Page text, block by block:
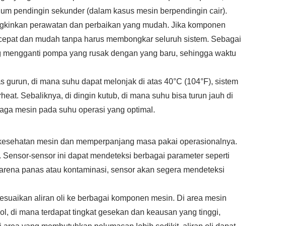
pendingin sekunder (dalam kasus mesin berpendingin cair).
perawatan dan perbaikan yang mudah. Jika komponen
dan mudah tanpa harus membongkar seluruh sistem. Sebagai
pompa yang rusak dengan yang baru, sehingga waktu
di mana suhu dapat melonjak di atas 40°C (104°F), sistem
Sebaliknya, di dingin kutub, di mana suhu bisa turun jauh di
mesin pada suhu operasi yang optimal.
mesin dan memperpanjang masa pakai operasionalnya.
sensor ini dapat mendeteksi berbagai parameter seperti
panas atau kontaminasi, sensor akan segera mendeteksi
aliran oli ke berbagai komponen mesin. Di area mesin
di mana terdapat tingkat gesekan dan keausan yang tinggi,